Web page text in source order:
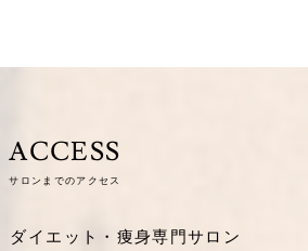
ACCESS
サロンまでのアクセス
ダイエット・痩身専門サロン